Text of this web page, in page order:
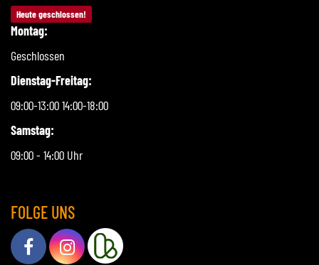
Heute geschlossen!
Montag:
Geschlossen
Dienstag-Freitag:
09:00-13:00 14:00-18:00
Samstag:
09:00 - 14:00 Uhr
FOLGE UNS